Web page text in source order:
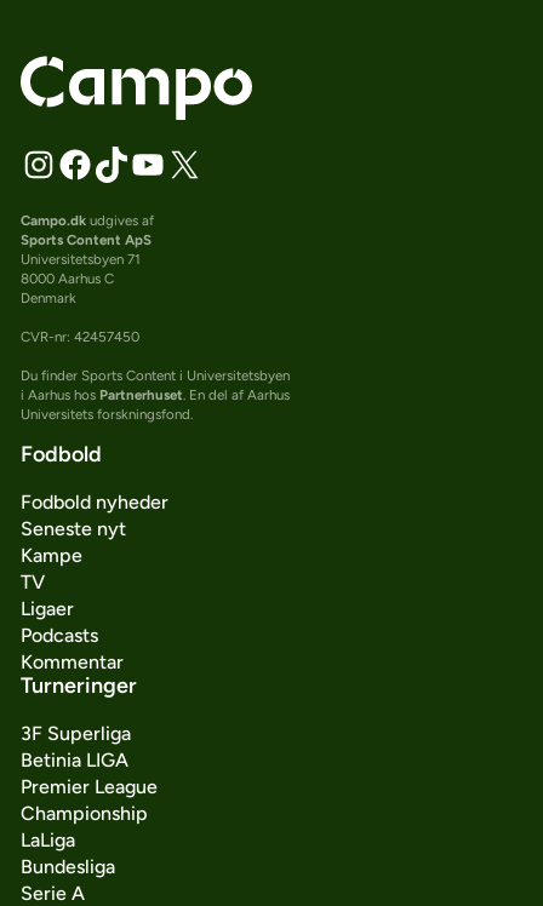
Campo.dkudgives af
Sports Content ApS
Universitetsbyen 71
8000 Aarhus C
Denmark
CVR-nr: 42457450
Du finder Sports Content i Universitetsbyen
i Aarhus hos Partnerhuset. En del af Aarhus
Universitets forskningsfond.
Fodbold
Fodbold nyheder
Seneste nyt
Kampe
TV
Ligaer
Podcasts
Kommentar
Turneringer
3F Superliga
Betinia LIGA
Premier League
Championship
LaLiga
Bundesliga
Serie A